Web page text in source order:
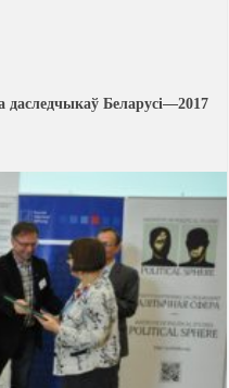
даследчыкаў Беларусі—2017